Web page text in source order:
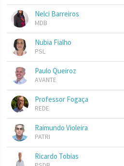
Nelci Barreiros
MDB
Nubia Fialho
PSL
Paulo Queiroz
AVANTE
Professor Fogaça
REDE
Raimundo Violeira
PATRI
Ricardo Tobias